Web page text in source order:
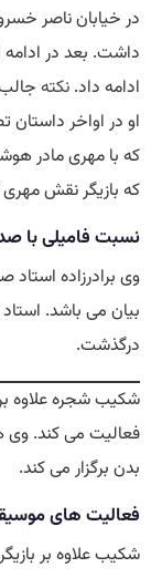
در خیابان ناصر
داشت. بعد در ادامه
ادامه داد. نکته
او در اواخر
که با مهری مادر
که بازیگر نقش مهری
نسبت فامیلی با
وی برادرزاده استاد
بیان می باشد.
درگذشت.
شکیب شجره علاوه بر
فعالیت می کند. وی
بدن برگزار می کند.
فعالیت های
شکیب علاوه بر